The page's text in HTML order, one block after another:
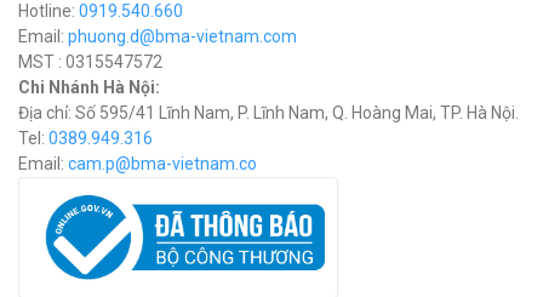
Hotline: 0919.540.660
Email: phuong.d@bma-vietnam.com
MST : 0315547572
Chi Nhánh Hà Nội:
Địa chỉ: Số 595/41 Lĩnh Nam, P. Lĩnh Nam, Q. Hoàng Mai, TP. Hà Nội.
Tel: 0389.949.316
Email: cam.p@bma-vietnam.co